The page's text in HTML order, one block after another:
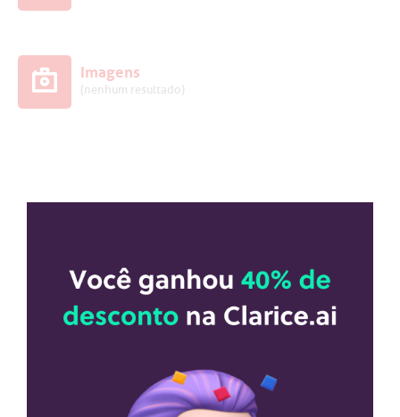
Imagens
(nenhum resultado)